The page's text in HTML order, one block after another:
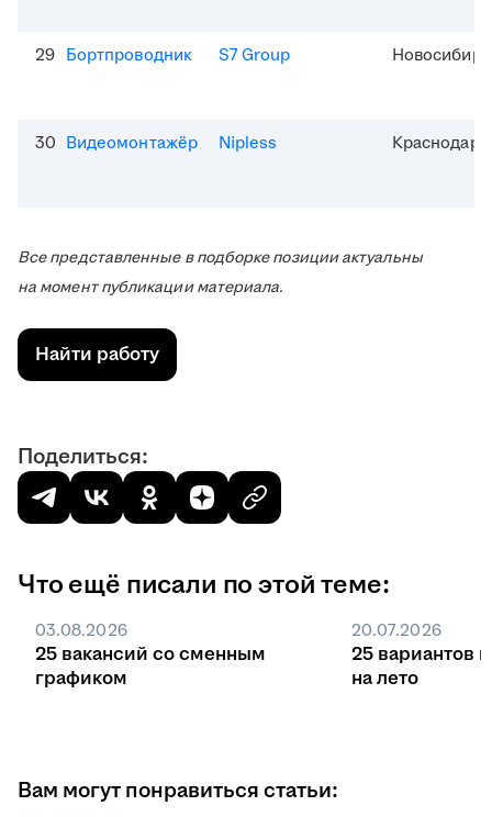
29 Бортпроводник S7 Group
30 Видеомонтажёр Nipless Краснодар
Все представленные в подборке позиции актуальны
на момент публикации материала.
Найти работу
Поделиться:
Что ещё писали по этой теме:
03.08.2026
25 вакансий со сменным
графиком
20.07.2026
25 вариантов
на лето
Вам могут понравиться статьи: